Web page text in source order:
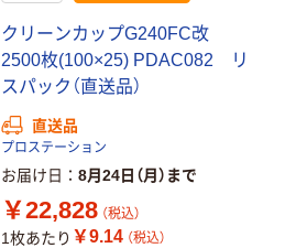
クリーンカップG240FC改
2500枚(100×25) PDAC082 リ
スパック（直送品）
直送品
プロステーション
お届け日 8月24日（月）まで
￥22,828 （税込）
1枚あたり ￥9.14 （税込）